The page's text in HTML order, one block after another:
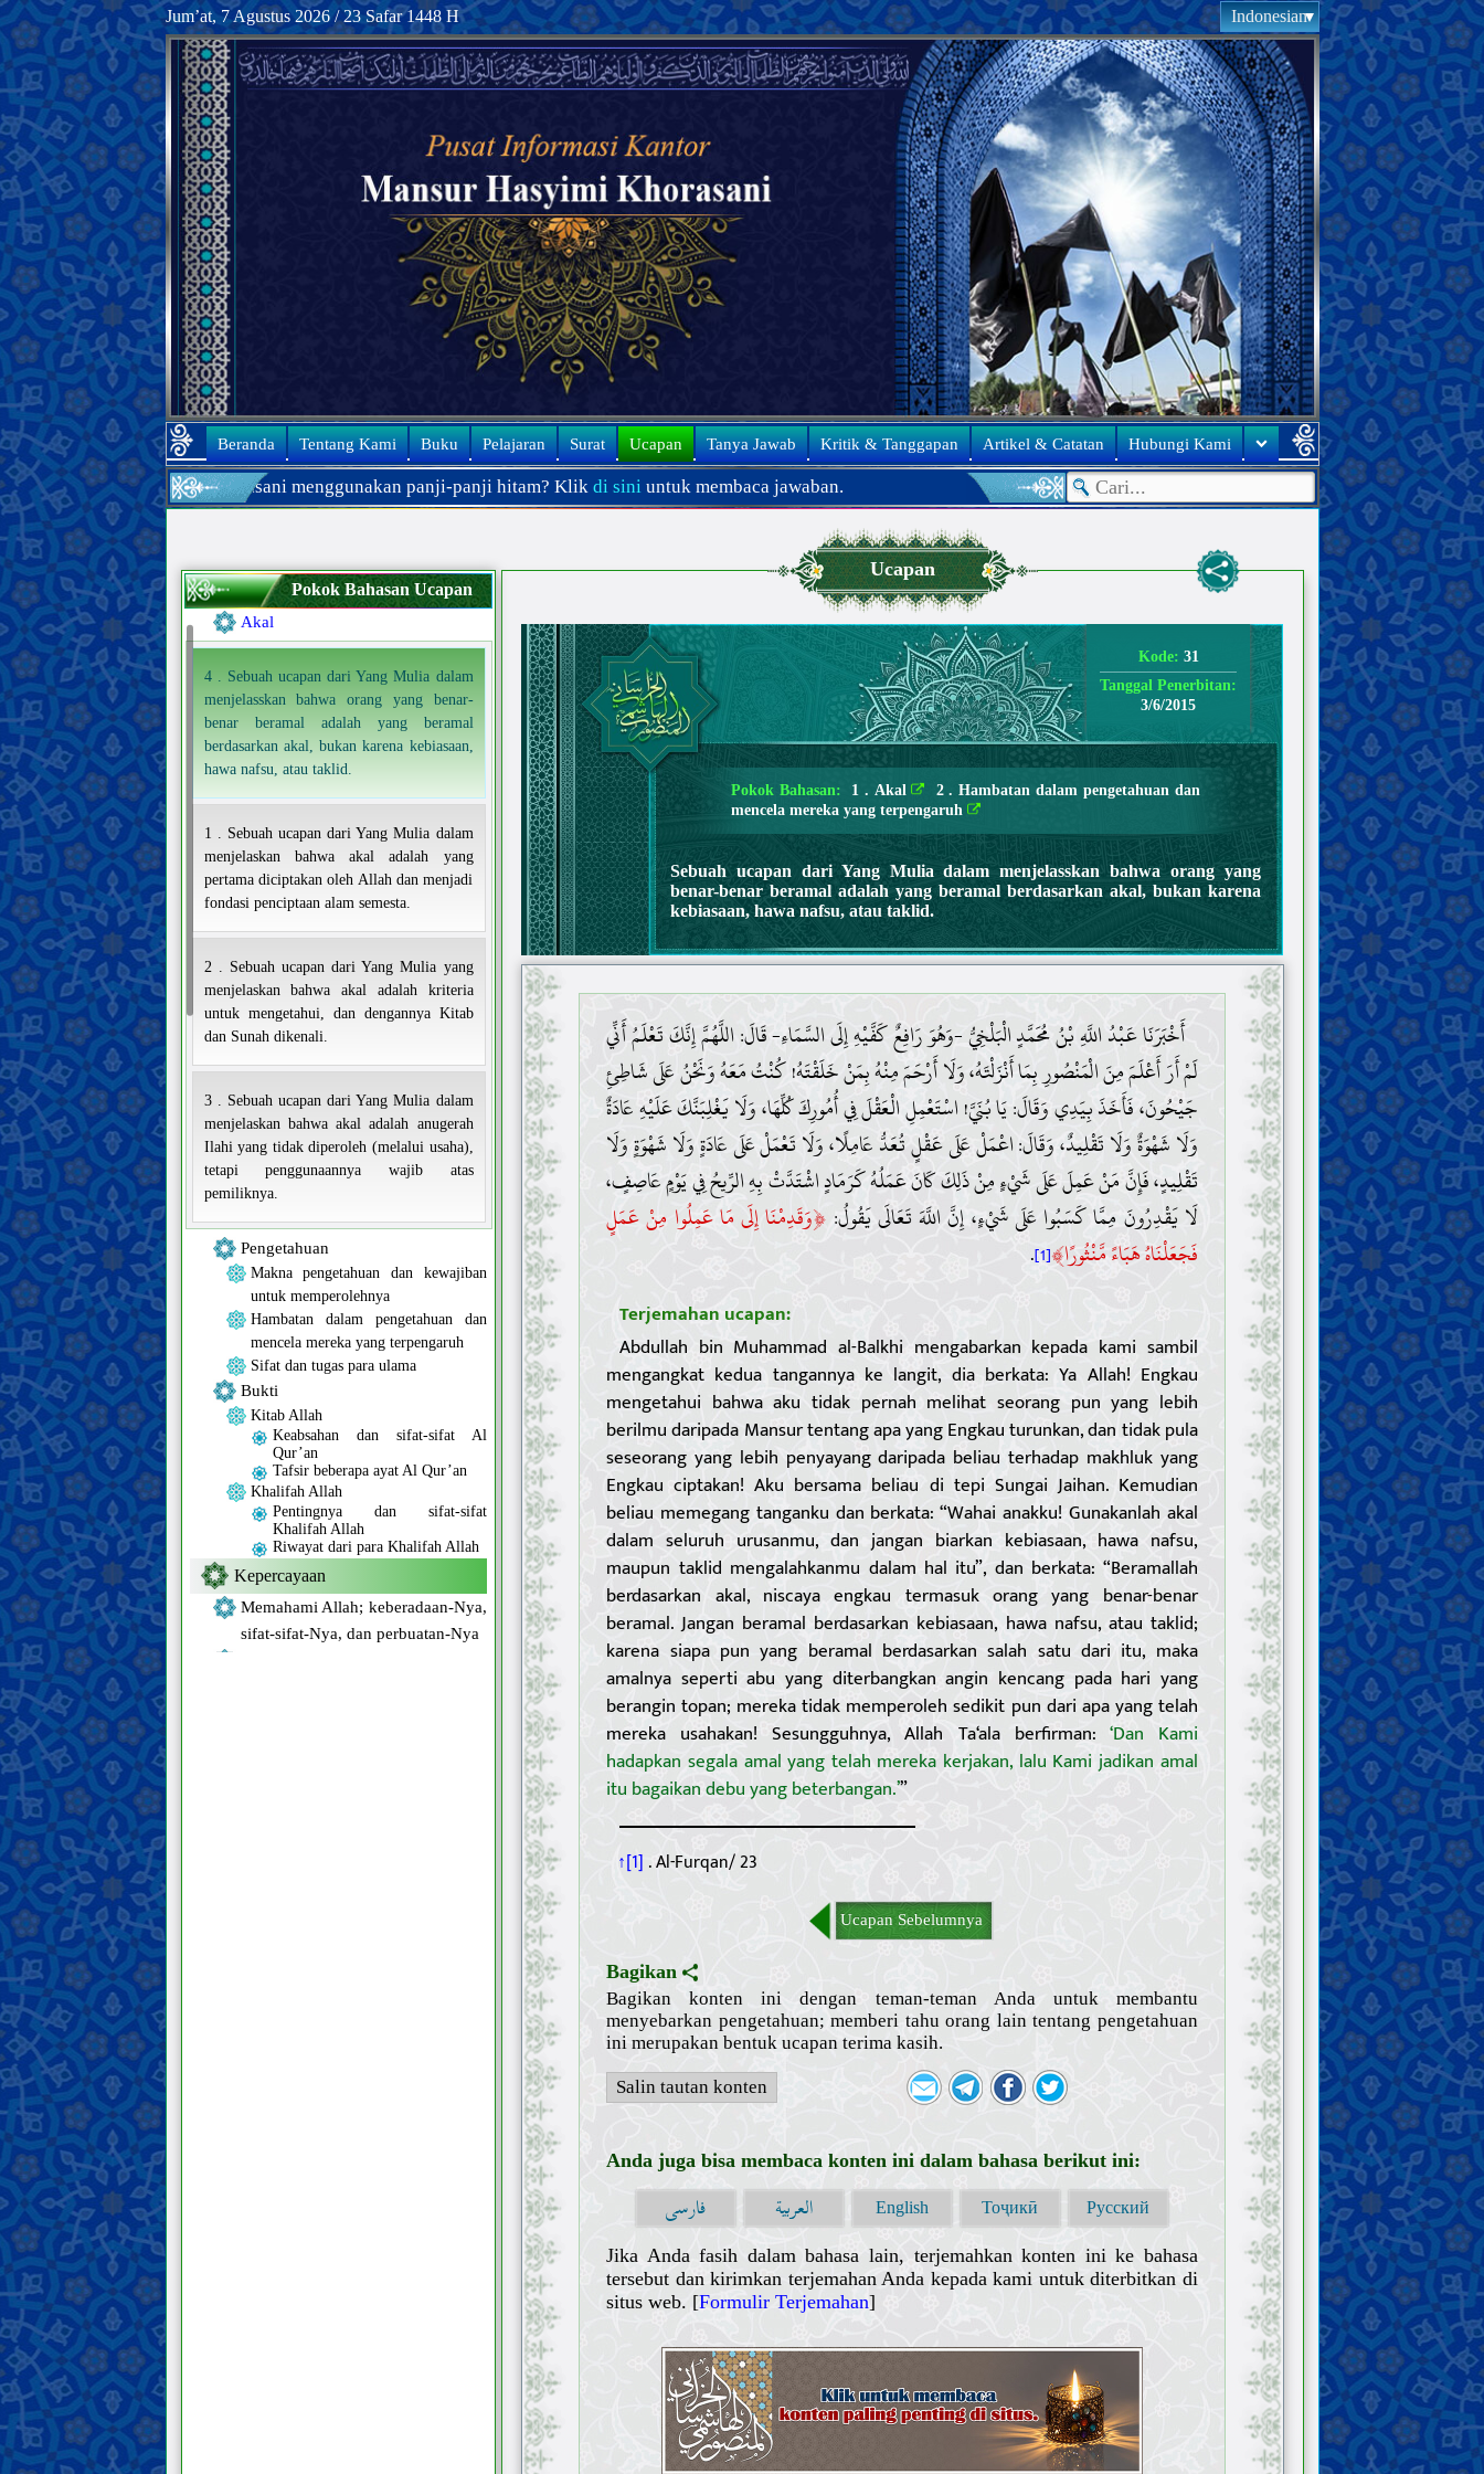
Jum’at, 7 Agustus 2026 / 23 Safar 1448 H Indonesian
Beranda Tentang Kami Buku Pelajaran Surat Ucapan Tanya Jawab Kritik & Tanggapan Artikel & Catatan Hubungi Kami
Hasyimi Khorasani menggunakan panji-panji hitam? Klikdi sini untuk membaca jawaban. ●
Ucapan
Kode: 31
Tanggal Penerbitan:
3/6/2015
Pokok Bahasan: 1 . Akal
2 . Hambatan dalam pengetahuan dan
mencela mereka yang terpengaruh
Sebuah ucapan dari Yang Mulia dalam menjelasskan bahwa orang yang
benar-benar beramal adalah yang beramal berdasarkan akal, bukan karena
kebiasaan, hawa nafsu, atau taklid.
أَخْبَرَنَا عَبْدُ اللَّهِ بْنُ مُحَمَّدٍ الْبَلْخِيُّ -وَهُوَ رَافِعٌ كَفَّيْهِ إِلَى السَّمَاءِ- قَالَ: اللَّهُمَّ إِنَّكَ تَعْلَمُ أَنِّي
لَمْ أَرَ أَعْلَمَ مِنَ الْمَنْصُورِ بِمَا أَنْزَلْتَهُ، وَلَا أَرْحَمَ مِنْهُ بِمَنْ خَلَقْتَهُ! كُنْتُ مَعَهُ وَنَحْنُ عَلَى شَاطِئِ
جَيْحُونَ، فَأَخَذَ بِيَدِي وَقَالَ: يَا بُنَيَّ! اسْتَعْمِلِ الْعَقْلَ فِي أُمُورِكَ كُلِّهَا، وَلَا يَغْلِبَنَّكَ عَلَيْهِ عَادَةٌ
وَلَا شَهْوَةٌ وَلَا تَقْلِيدٌ، وَقَالَ: اعْمَلْ عَلَى عَقْلٍ تُعَدُّ عَامِلًا، وَلَا تَعْمَلْ عَلَى عَادَةٍ وَلَا شَهْوَةٍ وَلَا
تَقْلِيدٍ، فَإِنَّ مَنْ عَمِلَ عَلَى شَيْءٍ مِنْ ذَلِكَ كَانَ عَمَلُهُ كَرَمَادٍ اشْتَدَّتْ بِهِ الرِّيحُ فِي يَوْمٍ عَاصِفٍ،
لَا يَقْدِرُونَ مِمَّا كَسَبُوا عَلَى شَيْءٍ، إِنَّ اللَّهَ تَعَالَى يَقُولُ: ﴿وَقَدِمْنَا إِلَى مَا عَمِلُوا مِنْ عَمَلٍ
فَجَعَلْنَاهُ هَبَاءً مَّنْثُورًا﴾[1]
.
Terjemahan ucapan:
Abdullah bin Muhammad al-Balkhi mengabarkan kepada kami sambil
mengangkat kedua tangannya ke langit, dia berkata: Ya Allah! Engkau
mengetahui bahwa aku tidak pernah melihat seorang pun yang lebih
berilmu daripada Mansur tentang apa yang Engkau turunkan, dan tidak pula
seseorang yang lebih penyayang daripada beliau terhadap makhluk yang
Engkau ciptakan! Aku bersama beliau di tepi Sungai Jaihan. Kemudian
beliau memegang tanganku dan berkata: “Wahai anakku! Gunakanlah akal
dalam seluruh urusanmu, dan jangan biarkan kebiasaan, hawa nafsu,
maupun taklid mengalahkanmu dalam hal itu”, dan berkata: “Beramallah
berdasarkan akal, niscaya engkau termasuk orang yang benar-benar
beramal. Jangan beramal berdasarkan kebiasaan, hawa nafsu, atau taklid;
karena siapa pun yang beramal berdasarkan salah satu dari itu, maka
amalnya seperti abu yang diterbangkan angin kencang pada hari yang
berangin topan; mereka tidak memperoleh sedikit pun dari apa yang telah
mereka usahakan! Sesungguhnya, Allah Ta‘ala berfirman: ‘Dan Kami
hadapkan segala amal yang telah mereka kerjakan, lalu Kami jadikan amal
itu bagaikan debu yang beterbangan.’”
↑[1] . Al-Furqan/ 23
Ucapan Sebelumnya
Bagikan
Bagikan konten ini dengan teman-teman Anda untuk membantu
menyebarkan pengetahuan; memberi tahu orang lain tentang pengetahuan
ini merupakan bentuk ucapan terima kasih.
Salin tautan konten
Anda juga bisa membaca konten ini dalam bahasa berikut ini:
فارسی العربية English Тоҷикӣ Русский
Jika Anda fasih dalam bahasa lain, terjemahkan konten ini ke bahasa
tersebut dan kirimkan terjemahan Anda kepada kami untuk diterbitkan di
situs web. [Formulir Terjemahan]
Pokok Bahasan Ucapan
Pendahuluan
Akal
4 . Sebuah ucapan dari Yang Mulia dalam
menjelasskan bahwa orang yang benar-
benar beramal adalah yang beramal
berdasarkan akal, bukan karena kebiasaan,
hawa nafsu, atau taklid.
1 . Sebuah ucapan dari Yang Mulia dalam
menjelaskan bahwa akal adalah yang
pertama diciptakan oleh Allah dan menjadi
fondasi penciptaan alam semesta.
2 . Sebuah ucapan dari Yang Mulia yang
menjelaskan bahwa akal adalah kriteria
untuk mengetahui, dan dengannya Kitab
dan Sunah dikenali.
3 . Sebuah ucapan dari Yang Mulia dalam
menjelaskan bahwa akal adalah anugerah
Ilahi yang tidak diperoleh (melalui usaha),
tetapi penggunaannya wajib atas
pemiliknya.
Pengetahuan
Makna pengetahuan dan kewajiban
untuk memperolehnya
Hambatan dalam pengetahuan dan
mencela mereka yang terpengaruh
Sifat dan tugas para ulama
Bukti
Kitab Allah
Keabsahan dan sifat-sifat Al
Qur’an
Tafsir beberapa ayat Al Qur’an
Khalifah Allah
Pentingnya dan sifat-sifat
Khalifah Allah
Riwayat dari para Khalifah Allah
Kepercayaan
Memahami Allah; keberadaan-Nya,
sifat-sifat-Nya, dan perbuatan-Nya